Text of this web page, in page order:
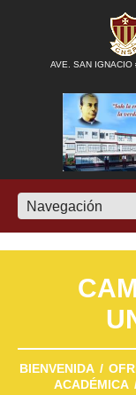
AVE. SAN IGNACIO
BIENVENIDA
ACADÉMICA